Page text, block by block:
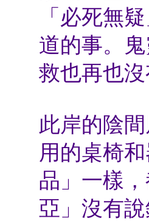
「必死無
道的事。
救也再也
此岸的陰
用的桌椅
品」一樣
亞」沒有